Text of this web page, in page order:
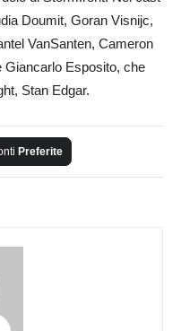
Doumit, Goran Visnijc,
VanSanten, Cameron
Giancarlo Esposito, che
Stan Edgar.
Preferite